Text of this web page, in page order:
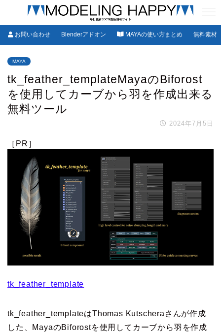
お問い合わせ Blenderアドオン MAYAの使い方まとめ 無料素材
MAYA
tk_feather_templateMayaのBiforost
を使用してカーブから羽を作成出来る
無料ツール
2024年7月5日
［PR］
tk_feather_template
tk_feather_templateはThomas Kutscheraさんが作成
した、MayaのBiforostを使用してカーブから羽を作成